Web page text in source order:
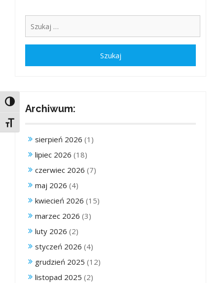
Toggle High Contrast
Toggle Font size
Archiwum:
sierpień 2026 (1)
lipiec 2026 (18)
czerwiec 2026 (7)
maj 2026 (4)
kwiecień 2026 (15)
marzec 2026 (3)
luty 2026 (2)
styczeń 2026 (4)
grudzień 2025 (12)
listopad 2025 (2)